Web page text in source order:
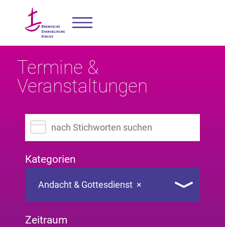
Termine &
Veranstaltungen
Suchbegriff eingeben
Kategorien
×
Andacht & Gottesdienst
Zeitraum